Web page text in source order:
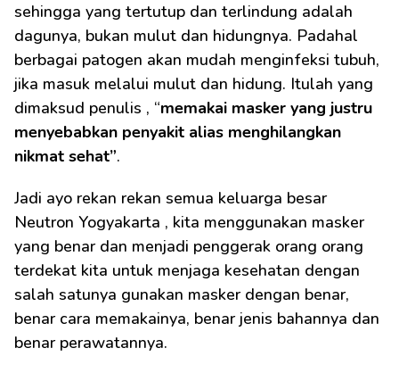
sehingga yang tertutup dan terlindung adalah
dagunya, bukan mulut dan hidungnya. Padahal
berbagai patogen akan mudah menginfeksi tubuh,
jika masuk melalui mulut dan hidung. Itulah yang
dimaksud penulis , “memakai masker yang justru
menyebabkan penyakit alias menghilangkan
nikmat sehat”.
Jadi ayo rekan rekan semua keluarga besar
Neutron Yogyakarta , kita menggunakan masker
yang benar dan menjadi penggerak orang orang
terdekat kita untuk menjaga kesehatan dengan
salah satunya gunakan masker dengan benar,
benar cara memakainya, benar jenis bahannya dan
benar perawatannya.